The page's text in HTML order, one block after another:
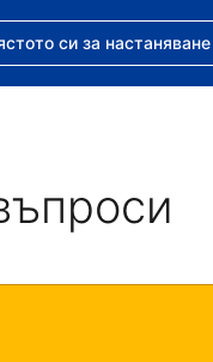
Български
виси за настаняване